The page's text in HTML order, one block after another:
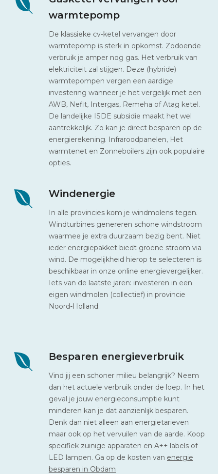
warmtepomp
De klassieke cv-ketel vervangen door
warmtepomp is sterk in opkomst. Zodoende
verbruik je amper nog gas. Het verbruik van
elektriciteit zal stijgen. Deze (hybride)
warmtepompen vergen een aardige
investering wanneer je het vergelijk met een
AWB, Nefit, Intergas, Remeha of Atag ketel.
De landelijke ISDE subsidie maakt het wel
aantrekkelijk. Zo kan je direct besparen op de
energierekening. Infraroodpanelen, Het
warmtenet en Zonneboilers zijn ook populaire
opties.
Windenergie
In alle provincies kom je windmolens tegen.
Windturbines genereren schone windstroom
waarmee je extra duurzaam bezig bent. Niet
ieder energiepakket biedt groene stroom via
wind. De mogelijkheid hierop te selecteren is
beschikbaar in onze online energievergelijker.
Iets van de laatste jaren: investeren in een
eigen windmolen (collectief) in provincie
Noord-Holland.
Besparen energieverbruik
Vind jij een schoner milieu belangrijk? Neem
dan het actuele verbruik onder de loep. In het
geval je jouw energieconsumptie kunt
minderen kan je dat aanzienlijk besparen.
Denk dan niet alleen aan energietarieven
maar ook op het vervuilen van de aarde. Koop
specifiek zuinige apparaten en A++ labels of
LED lampen. Ga op de kosten van energie
besparen in Obdam